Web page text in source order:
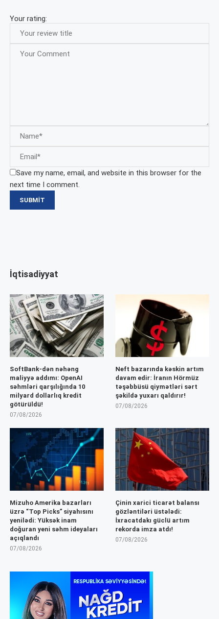
Your rating:
Save my name, email, and website in this browser for the
next time I comment.
İqtisadiyyat
SoftBank-dən nəhəng
maliyyə addımı: OpenAI
səhmləri qarşılığında 10
milyard dollarlıq kredit
götürüldü!
07/08/2026
Neft bazarında kəskin artım
davam edir: İranın Hörmüz
təşəbbüsü qiymətləri sərt
şəkildə yuxarı qaldırır!
07/08/2026
Mizuho Amerika bazarları
üzrə “Top Picks” siyahısını
yenilədi: Yüksək inam
doğuran yeni səhm ideyaları
açıqlandı
07/08/2026
Çinin xarici ticarət balansı
gözləntiləri üstələdi:
İxracatdakı güclü artım
rekorda imza atdı!
07/08/2026